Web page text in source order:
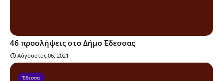
46 προσλήψεις στο Δήμο Έδεσσας
Αύγουστος 06, 2021
Έδεσσα